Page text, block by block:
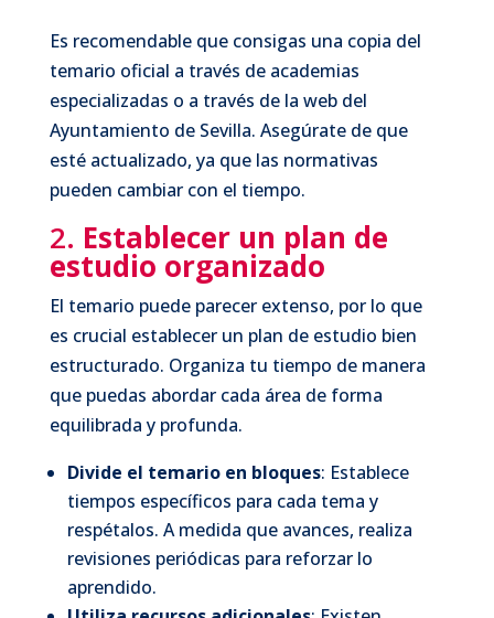
Es recomendable que consigas una copia del
temario oficial a través de academias
especializadas o a través de la web del
Ayuntamiento de Sevilla. Asegúrate de que
esté actualizado, ya que las normativas
pueden cambiar con el tiempo.
2. Establecer un plan de
estudio organizado
El temario puede parecer extenso, por lo que
es crucial establecer un plan de estudio bien
estructurado. Organiza tu tiempo de manera
que puedas abordar cada área de forma
equilibrada y profunda.
Divide el temario en bloques: Establece
tiempos específicos para cada tema y
respétalos. A medida que avances, realiza
revisiones periódicas para reforzar lo
aprendido.